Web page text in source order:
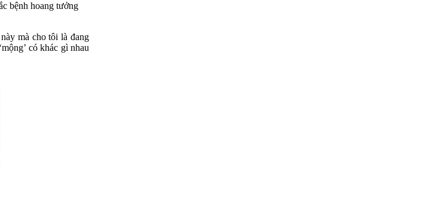
bệnh hoang tưởng
mà cho tôi là đang
có khác gì nhau